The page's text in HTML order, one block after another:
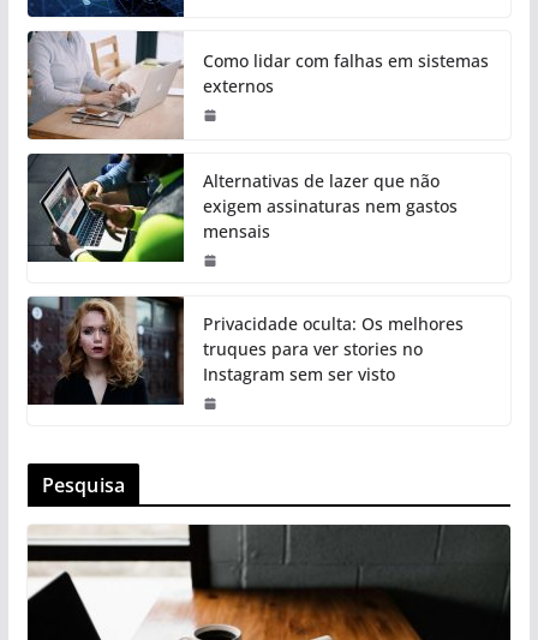
Como lidar com falhas em sistemas
externos
Alternativas de lazer que não
exigem assinaturas nem gastos
mensais
Privacidade oculta: Os melhores
truques para ver stories no
Instagram sem ser visto
Pesquisa